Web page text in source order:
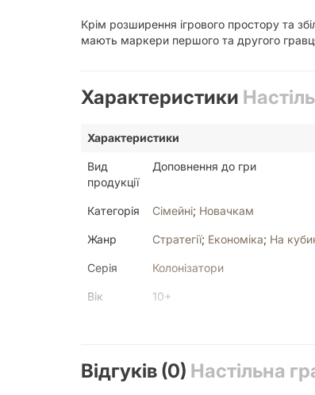
Крім розширення ігрового простору та
мають маркери першого та другого
Характеристики
Характеристики
Вид
продукції
Доповнення до гри
Категорія Сімейні; Новачкам
Жанр Стратегії; Економіка; На
Серія Колонізатори
Вік 10+
Текст у
Мало
Відгуків (0) Настільна